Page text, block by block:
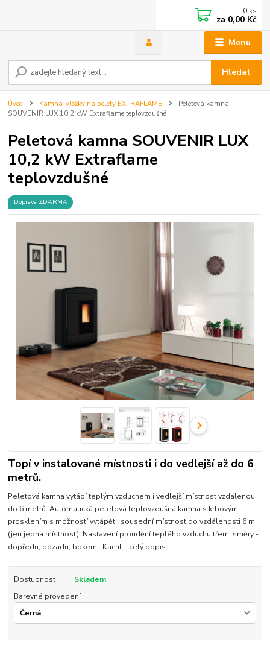
Menu
Hledat
0 ks
za 0,00 Kč
Úvod Kamna-vložky na pelety EXTRAFLAME
Peletová kamna
SOUVENIR LUX 10,2 kW Extraflame teplovzdušné
Peletová kamna SOUVENIR LUX
10,2 kW Extraflame
teplovzdušné
Doprava ZDARMA
Topí v instalované místnosti i do vedlejší až do 6
metrů.
Peletová kamna vytápí teplým vzduchem i vedlejší místnost vzdálenou
do 6 metrů. Automatická peletová teplovzdušná kamna s krbovým
prosklením s možností vytápět i sousední místnost do vzdálenosti 6 m
(jen jedna místnost). Nastavení proudění teplého vzduchu třemi směry -
dopředu, dozadu, bokem. Kachl... celý popis
Dostupnost
Skladem
Barevné provedení